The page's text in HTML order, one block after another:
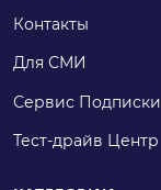
Контакты
Для СМИ
Сервис Подписки
Тест-драйв Центр